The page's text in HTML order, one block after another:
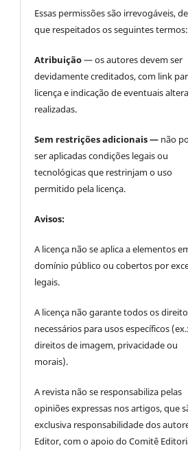
Essas permissões são irrevogáveis,
que respeitados os seguintes termos:
Atribuição— os autores devem ser
devidamente creditados, com link
licença e indicação de eventuais
realizadas.
Sem restrições adicionais — não
ser aplicadas condições legais ou
tecnológicas que restrinjam o uso
permitido pela licença.
Avisos:
A licença não se aplica a elementos
domínio público ou cobertos por
legais.
A licença não garante todos os
necessários para usos específicos (ex.:
direitos de imagem, privacidade ou
morais).
A revista não se responsabiliza pelas
opiniões expressas nos artigos, que
exclusiva responsabilidade dos
Editor, com o apoio do Comitê